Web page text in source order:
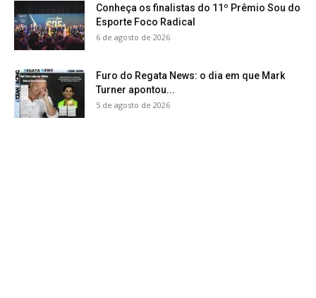
Conheça os finalistas do 11º Prêmio Sou do
Esporte Foco Radical
6 de agosto de 2026
Furo do Regata News: o dia em que Mark
Turner apontou...
5 de agosto de 2026